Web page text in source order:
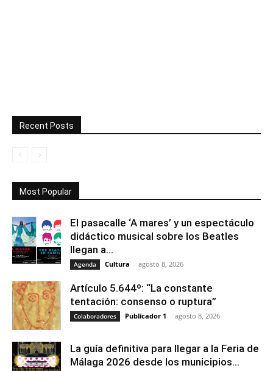
Recent Posts
Most Popular
El pasacalle ‘A mares’ y un espectáculo
didáctico musical sobre los Beatles
llegan a...
Agenda Cultura - agosto 8, 2026
Artículo 5.644º: “La constante
tentación: consenso o ruptura”
Colaboradores Publicador 1 - agosto 8, 2026
La guía definitiva para llegar a la Feria de
Málaga 2026 desde los municipios...